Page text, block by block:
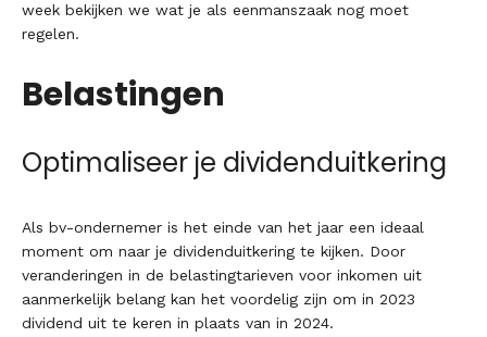
week bekijken we wat je als eenmanszaak nog moet
regelen.
Belastingen
Optimaliseer je dividenduitkering
Als bv-ondernemer is het einde van het jaar een ideaal
moment om naar je dividenduitkering te kijken. Door
veranderingen in de belastingtarieven voor inkomen uit
aanmerkelijk belang kan het voordelig zijn om in 2023
dividend uit te keren in plaats van in 2024.